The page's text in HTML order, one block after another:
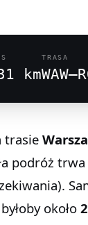
km
TRASA
trasie
podróż
około